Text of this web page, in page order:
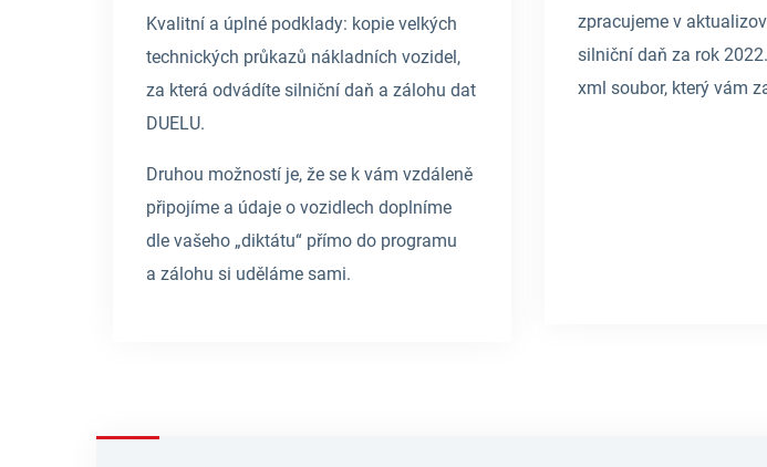
Kvalitní a úplné podklady: kopie velkých
technických průkazů nákladních vozidel,
za která odvádíte silniční daň a zálohu dat
DUELU.
Druhou možností je, že se k vám vzdáleně
připojíme a údaje o vozidlech doplníme
dle vašeho „diktátu“ přímo do programu
a zálohu si uděláme sami.
zpracujeme v
silniční daň za rok
xml soubor, který vám